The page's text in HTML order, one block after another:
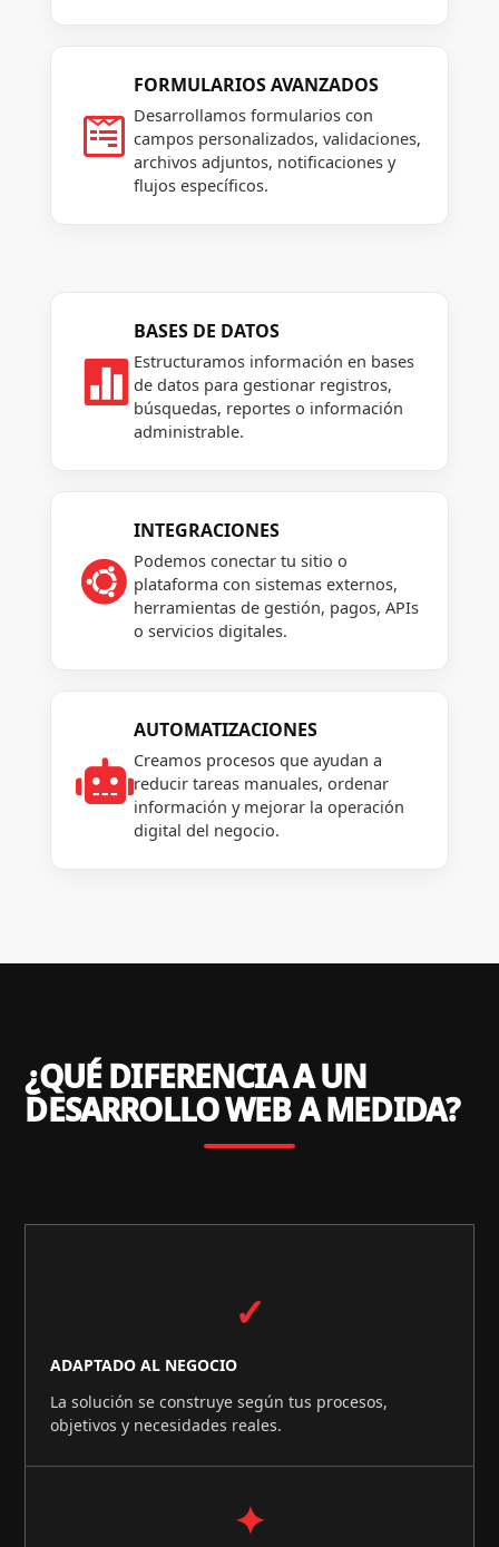

FORMULARIOS AVANZADOS
Desarrollamos formularios con
campos personalizados, validaciones,
archivos adjuntos, notificaciones y
flujos específicos.

BASES DE DATOS
Estructuramos información en bases
de datos para gestionar registros,
búsquedas, reportes o información
administrable.

INTEGRACIONES
Podemos conectar tu sitio o
plataforma con sistemas externos,
herramientas de gestión, pagos, APIs
o servicios digitales.

AUTOMATIZACIONES
Creamos procesos que ayudan a
reducir tareas manuales, ordenar
información y mejorar la operación
digital del negocio.
¿QUÉ DIFERENCIA A UN
DESARROLLO WEB A MEDIDA?
✓
ADAPTADO AL NEGOCIO
La solución se construye según tus procesos,
objetivos y necesidades reales.
✦